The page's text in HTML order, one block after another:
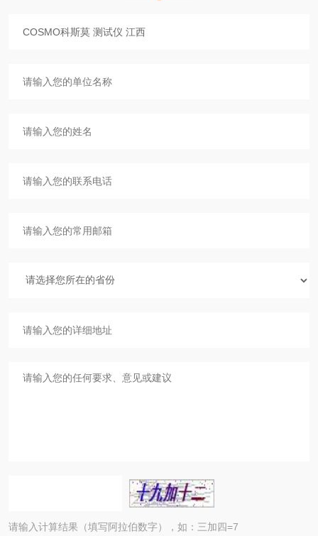
请输入计算结果（填写阿拉伯数字），如：三加四=7